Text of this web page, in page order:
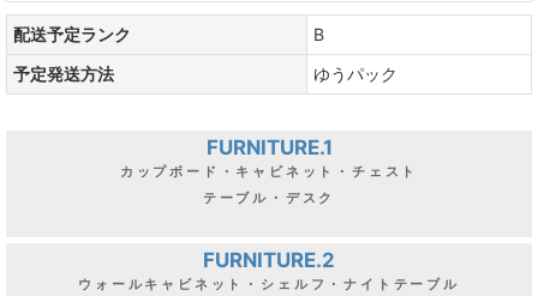
配送予定ランク
B
予定発送方法
ゆうパック
FURNITURE.1
カップボード・キャビネット・チェスト
テーブル・デスク
FURNITURE.2
ウォールキャビネット・シェルフ・ナイトテーブル